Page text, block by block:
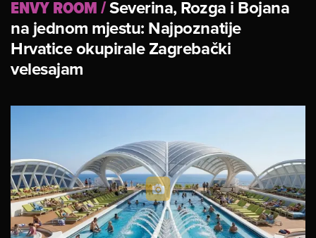
ENVY ROOM/Severina, Rozga i Bojana
na jednom mjestu: Najpoznatije
Hrvatice okupirale Zagrebački
velesajam